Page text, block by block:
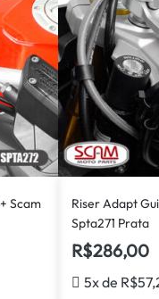
Scam
Riser Adapt
Spta271 Prata
R$286,00
5x de R$